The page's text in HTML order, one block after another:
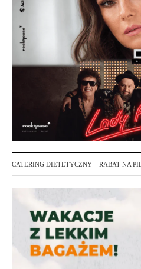
CATERING DIETETYCZNY – RABAT NA